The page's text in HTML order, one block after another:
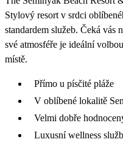
Stylový resort v srdci
standardem služeb. Čeká vás
své atmosféře je ideální
místě.
Přímo u písčité pláže
V oblíbené lokalitě
Velmi dobře
Luxusní wellness